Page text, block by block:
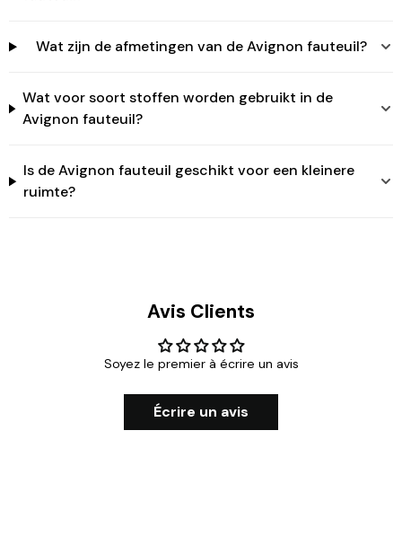
Wat zijn de afmetingen van de Avignon fauteuil?
Wat voor soort stoffen worden gebruikt in de
Avignon fauteuil?
Is de Avignon fauteuil geschikt voor een kleinere
ruimte?
Avis Clients
Soyez le premier à écrire un avis
Écrire un avis